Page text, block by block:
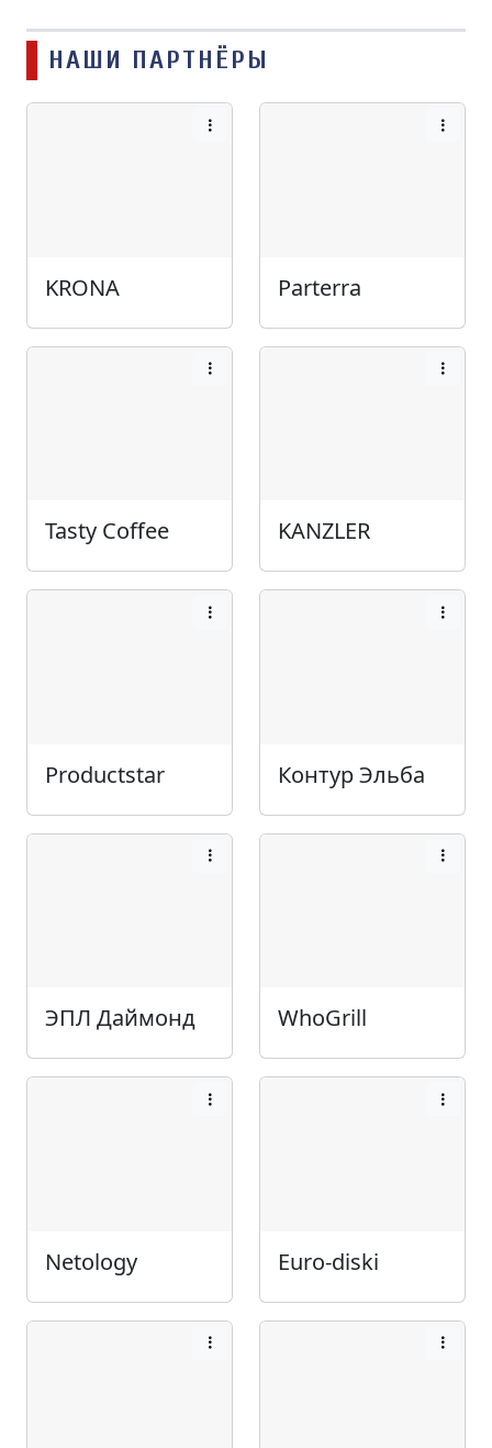
НАШИ ПАРТНЁРЫ
KRONA Parterra
Tasty Coffee KANZLER
Productstar Контур Эльба
ЭПЛ Даймонд WhoGrill
Netology Euro-diski